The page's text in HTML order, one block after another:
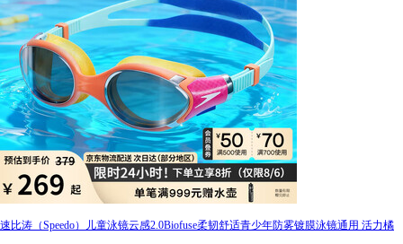
速比涛（Speedo）儿童泳镜云感2.0Biofuse柔韧舒适青少年防雾镀膜泳镜通用 活力橘